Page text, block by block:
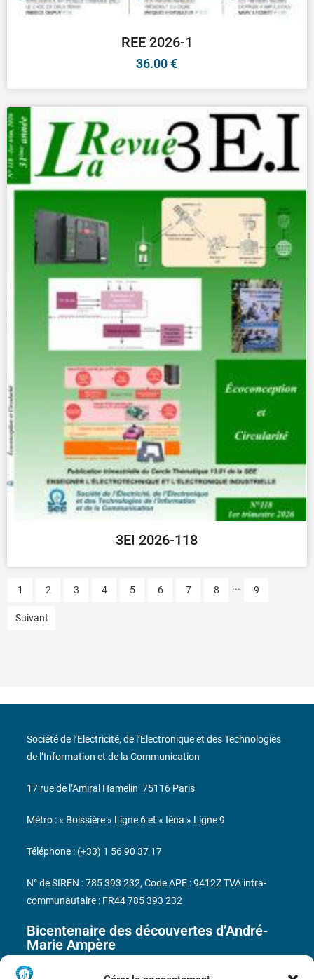
REE 2026-1
36.00€
3EI 2026-118
1 2 3 4 5 6 7 8 ... 9
Suivant
Bicentenaire des découvertes d’André-
Marie Ampère
Société de l’Electricité, de l’Electronique et des Technologies
de l’Information et de la Communication
17 rue de l’Amiral Hamelin 75116 Paris
Métro : « Boissière » Ligne 6 et « Iéna » Ligne 9
Téléphone : (+33) 1 56 90 37 17
N° de SIREN : 785 393 232, Code APE : 9412Z TVA intra-
communautaire : FR44 785 393 232